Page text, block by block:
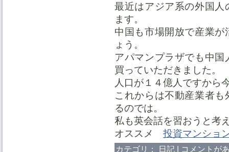
最近はアジア系の外国
ます。
中国も市場開放で産業
ょう。
アパマンプラザでも中
買っていただきました。
人口が１４億人ですから
これからは不動産業者
るのでは。
私も英会話を習おうと考
オススメ 投資マンショ
カテゴリ： 日記 | コメントが